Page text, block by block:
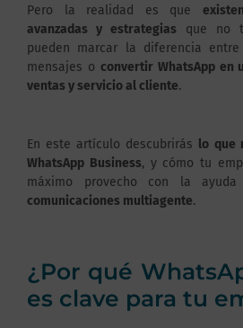
Pero la realidad es que
avanzadas y estrategias que no
pueden marcar la diferencia
mensajes o convertir WhatsApp en
ventas y servicio al cliente.
En este artículo descubrirás lo que
WhatsApp Business, y cómo tu
máximo provecho con la
comunicaciones multiagente.
¿Por qué
es clave para tu